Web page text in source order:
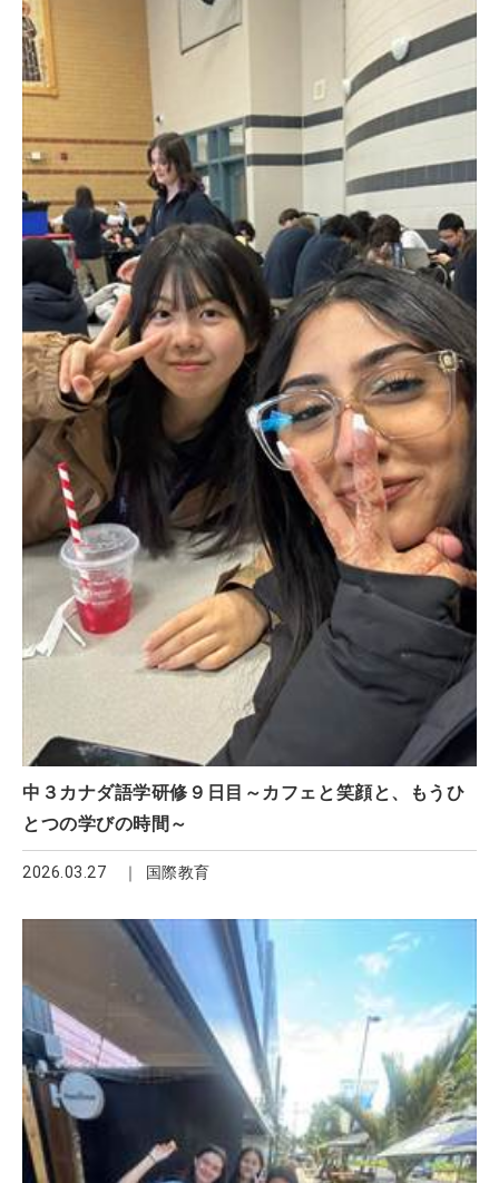
中３カナダ語学研修９日目～カフェと笑顔と、もうひ
とつの学びの時間～
2026.03.27 国際教育